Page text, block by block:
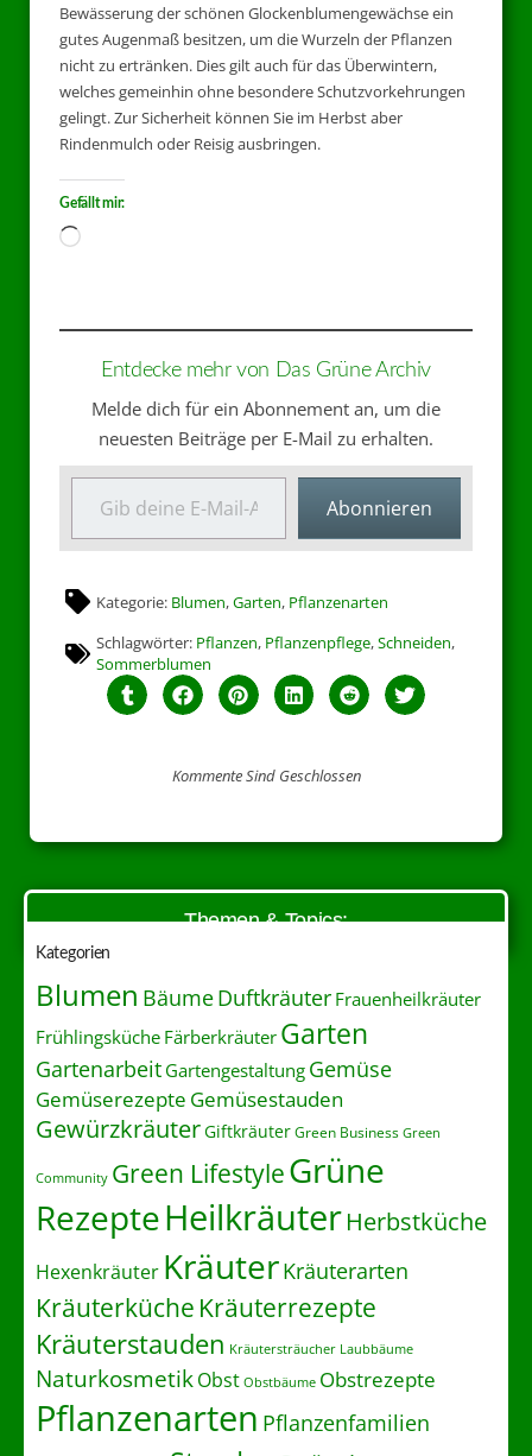
Bewässerung der schönen Glockenblumengewächse ein
gutes Augenmaß besitzen, um die Wurzeln der Pflanzen
nicht zu ertränken. Dies gilt auch für das Überwintern,
welches gemeinhin ohne besondere Schutzvorkehrungen
gelingt. Zur Sicherheit können Sie im Herbst aber
Rindenmulch oder Reisig ausbringen.
Gefällt mir:
Entdecke mehr von Das Grüne Archiv
Melde dich für ein Abonnement an, um die
neuesten Beiträge per E-Mail zu erhalten.
Abonnieren
Kategorie: Blumen,Garten, Pflanzenarten
Schlagwörter: Pflanzen, Pflanzenpflege,Schneiden,
Sommerblumen
Kommente Sind Geschlossen
Themen & Topics:
Kategorien
Blumen BäumeDuftkräuter Frauenheilkräuter
Frühlingsküche Färberkräuter Garten
Gartenarbeit Gartengestaltung Gemüse
Gemüserezepte Gemüsestauden
GewürzkräuterGiftkräuterGreen Business Green
Community Green LifestyleGrüne
RezepteHeilkräuterHerbstküche
Hexenkräuter KräuterKräuterarten
Kräuterküche Kräuterrezepte
Kräuterstauden Kräutersträucher Laubbäume
NaturkosmetikObst Obstbäume Obstrezepte
Pflanzenarten Pflanzenfamilien